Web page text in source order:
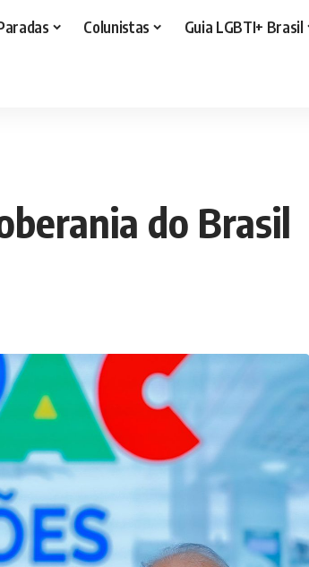
Colunistas Guia LGBTI+ Brasil
do Brasil